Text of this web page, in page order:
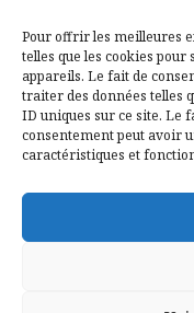
Pour offrir les meilleures
telles que les cookies
appareils. Le fait de
traiter des données telles
ID uniques sur ce site. Le
consentement peut avoir
caractéristiques et
Mentions
Politique de